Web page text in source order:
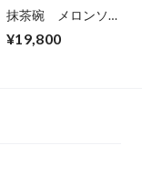
抹茶碗 メロンソー
¥19,800